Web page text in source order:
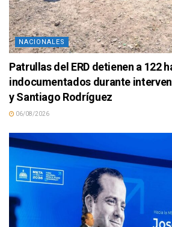
NACIONALES
Patrullas del ERD detienen a 122
indocumentados durante
y Santiago Rodríguez
06/08/2026